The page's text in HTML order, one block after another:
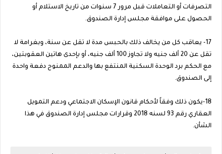
التصرفات أو التعاملات قبل مرور 7 سنوات من تاريخ الاستلام أو
الحصول على موافقة مجلس إدارة الصندوق.
17- يعاقب كل من يخالف ذلك بالحبس مدة لا تقل عن سنة، وبغرامة لا
تقل عن 20 ألف جنيه ولا تجاوز 100 ألف جنيه، أو بإحدى هاتين العقوبتين،
مع الحكم برد الوحدة السكنية المنتفع بها والدعم الممنوح دفعة واحدة
إلى الصندوق.
18-يكون ذلك وفقاً لأحكام قانون الإسكان الاجتماعي ودعم التمويل
العقاري رقم 93 لسنه 2018 وقرارات مجلس إدارة الصندوق في هذا
الشأن.